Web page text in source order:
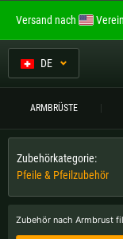
DE
ARMBRÜSTE
Zubehör nach Armbrust
Zubehörkategorie:
Pfeile & Pfeilzubehör
Bitte
Englisch
Deutsch (AT)
Versand nach